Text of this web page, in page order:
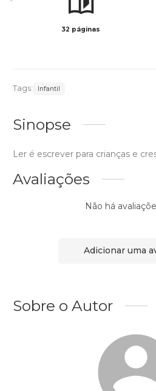
32 páginas
Tags: Infantil
Sinopse
Ler é escrever para crianças e
Avaliações
Não há
Adicionar uma
Sobre o Autor